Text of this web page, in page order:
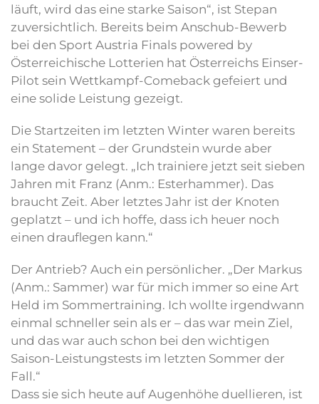
läuft, wird das eine starke Saison“, ist Stepan
zuversichtlich. Bereits beim Anschub-Bewerb
bei den Sport Austria Finals powered by
Österreichische Lotterien hat Österreichs Einser-
Pilot sein Wettkampf-Comeback gefeiert und
eine solide Leistung gezeigt.
Die Startzeiten im letzten Winter waren bereits
ein Statement – der Grundstein wurde aber
lange davor gelegt. „Ich trainiere jetzt seit sieben
Jahren mit Franz (Anm.: Esterhammer). Das
braucht Zeit. Aber letztes Jahr ist der Knoten
geplatzt – und ich hoffe, dass ich heuer noch
einen drauflegen kann.“
Der Antrieb? Auch ein persönlicher. „Der Markus
(Anm.: Sammer) war für mich immer so eine Art
Held im Sommertraining. Ich wollte irgendwann
einmal schneller sein als er – das war mein Ziel,
und das war auch schon bei den wichtigen
Saison-Leistungstests im letzten Sommer der
Fall.“
Dass sie sich heute auf Augenhöhe duellieren, ist